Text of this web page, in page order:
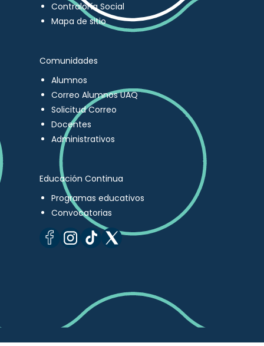
Contraloría Social
Mapa de sitio
Comunidades
Alumnos
Correo Alumnos UAQ
Solicitud Correo
Docentes
Administrativos
Educación Continua
Programas educativos
Convocatorias